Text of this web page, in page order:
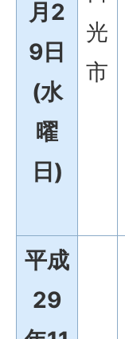
月2
9日
(水
曜
日)
光
市
平成
29